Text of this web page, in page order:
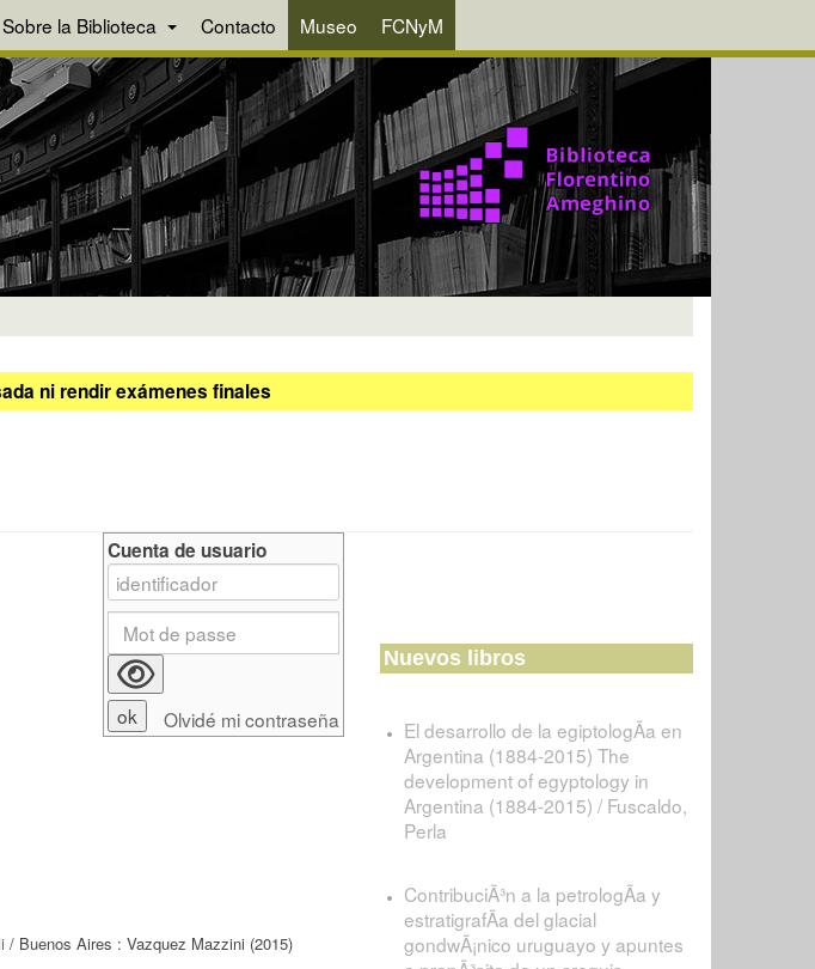
Sobre la Biblioteca Contacto Museo FCNyM
ni rendir exámenes finales
/ Buenos Aires : Vazquez Mazzini (2015)
Cuenta de usuario
Olvidé mi contraseña
Nuevos libros
El desarrollo de la egiptologÃ­a en
Argentina (1884-2015) The
development of egyptology in
Argentina (1884-2015) / Fuscaldo,
Perla
ContribuciÃ³n a la petrologÃ­a y
estratigrafÃ­a del glacial
gondwÃ¡nico uruguayo y apuntes